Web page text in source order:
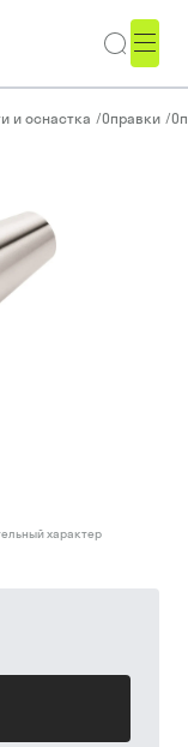
и оснастка /Оправки /
характер